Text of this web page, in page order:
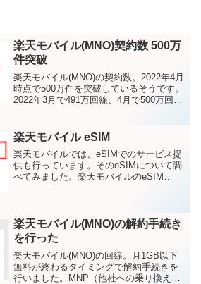
楽天モバイル(MNO)契約数 500万
件突破
楽天モバイル(MNO)の契約数。2022年4月
時点で500万件を突破しているそうです。
2022年3月で491万回線、4月で500万回線
■MNO：491万■M...
楽天モバイル eSIM
楽天モバイルでは、eSIMでのサービス提
供も行っています。そのeSIMについて調
べてみました。楽天モバイルのeSIM
楽天モバイル(MNO)の解約手続き
を行った
楽天モバイル(MNO)の回線。月1GB以下
無料が終わるタイミングで解約手続きを
行いました。MNP（他社への乗り換え）